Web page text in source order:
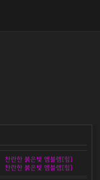
찬란한 붉은빛 엠블렘[힘]
찬란한 붉은빛 엠블렘[힘]